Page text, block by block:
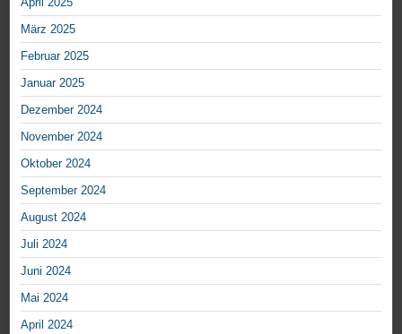
März 2025
Februar 2025
Januar 2025
Dezember 2024
November 2024
Oktober 2024
September 2024
August 2024
Juli 2024
Juni 2024
Mai 2024
April 2024